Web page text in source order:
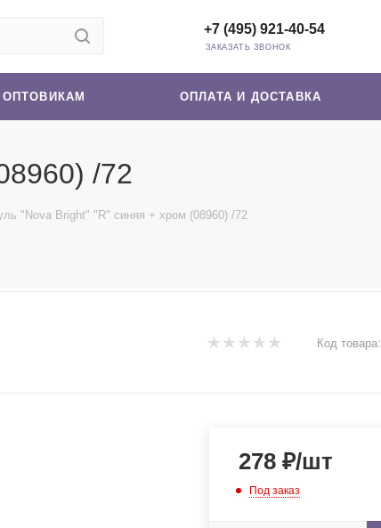
+7 (495) 921-40-54
ЗАКАЗАТЬ ЗВОНОК
ОПТОВИКАМ ОПЛАТА И ДОСТАВКА
/72
"Nova Bright" "R" синяя + хром (08960) /72
Код товара:
278₽/шт
Под заказ